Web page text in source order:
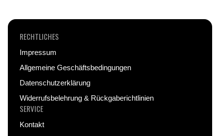
RECHTLICHES
Impressum
Allgemeine Geschäftsbedingungen
Datenschutzerklärung
Widerrufsbelehrung & Rückgaberichtlinien
SERVICE
Kontakt